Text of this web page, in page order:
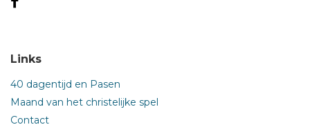
Links
40 dagentijd en Pasen
Maand van het christelijke spel
Contact